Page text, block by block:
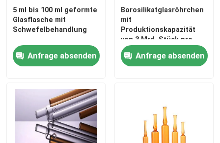
5 ml bis 100 ml geformte
Glasflasche mit
Schwefelbehandlung
Anfrage absenden
Borosilikatglasröhrchen
mit
Produktionskapazität
von 3 Mrd. Stück pro
Jahr DMF NO 28775
Anfrage absenden